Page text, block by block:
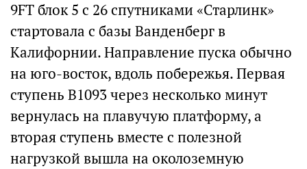
9FT блок 5 с 26 спутниками «Старлинк»
стартовала с базы Ванденберг в
Калифорнии. Направление пуска обычно
на юго-восток, вдоль побережья. Первая
ступень В1093 через несколько минут
вернулась на плавучую платформу, а
вторая ступень вместе с полезной
нагрузкой вышла на околоземную